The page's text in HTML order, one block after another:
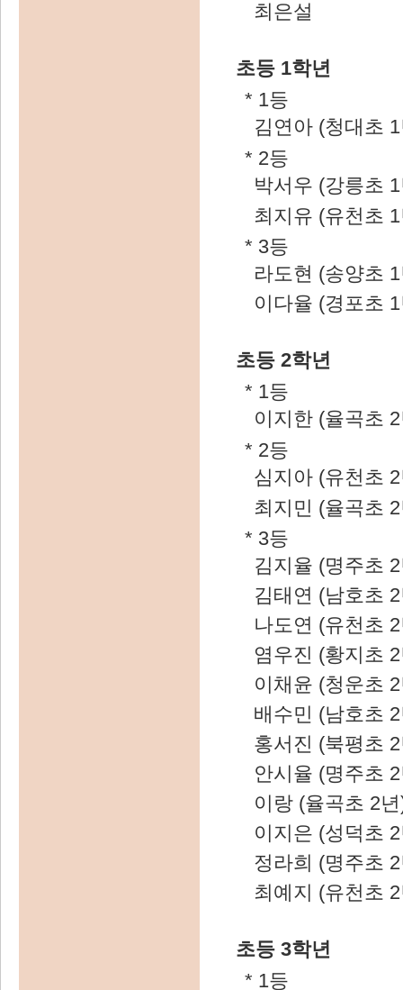
최은설
초등 1학년
* 1등
김연아 (청대초
* 2등
박서우 (강릉초
최지유 (유천초
* 3등
라도현 (송양초
이다율 (경포초
초등 2학년
* 1등
이지한 (율곡초
* 2등
심지아 (유천초
최지민 (율곡초
* 3등
김지율 (명주초
김태연 (남호초
나도연 (유천초
염우진 (황지초
이채윤 (청운초
배수민 (남호초
홍서진 (북평초
안시율 (명주초
이랑 (율곡초 2
이지은 (성덕초
정라희 (명주초
최예지 (유천초
초등 3학년
* 1등